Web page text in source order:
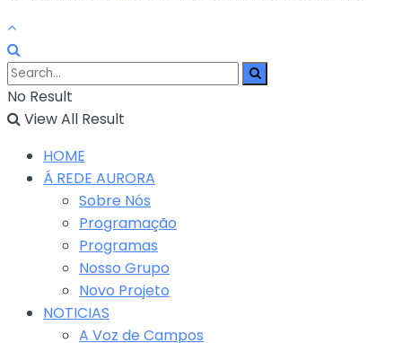
No Result
View All Result
HOME
Á REDE AURORA
Sobre Nós
Programação
Programas
Nosso Grupo
Novo Projeto
NOTICIAS
A Voz de Campos